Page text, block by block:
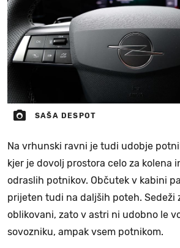
SAŠA DESPOT
Na vrhunski ravni je tudi udobje
kjer je dovolj prostora celo za kolena
odraslih potnikov. Občutek v kabini
prijeten tudi na daljših poteh. Sedeži
oblikovani, zato v astri ni udobno le
sovozniku, ampak vsem potnikom.